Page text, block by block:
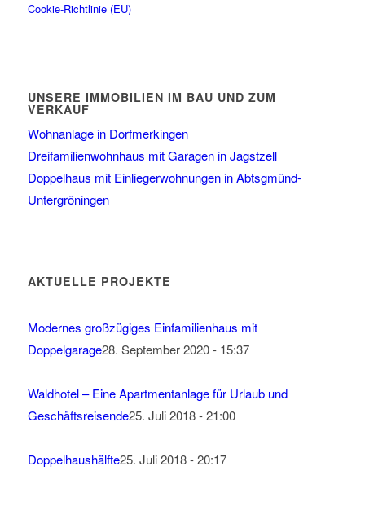
Cookie-Richtlinie (EU)
UNSERE IMMOBILIEN IM BAU UND ZUM
VERKAUF
Wohnanlage in Dorfmerkingen
Dreifamilienwohnhaus mit Garagen in Jagstzell
Doppelhaus mit Einliegerwohnungen in Abtsgmünd-
Untergröningen
AKTUELLE PROJEKTE
Modernes großzügiges Einfamilienhaus mit
Doppelgarage28. September 2020 - 15:37
Waldhotel – Eine Apartmentanlage für Urlaub und
Geschäftsreisende25. Juli 2018 - 21:00
Doppelhaushälfte25. Juli 2018 - 20:17